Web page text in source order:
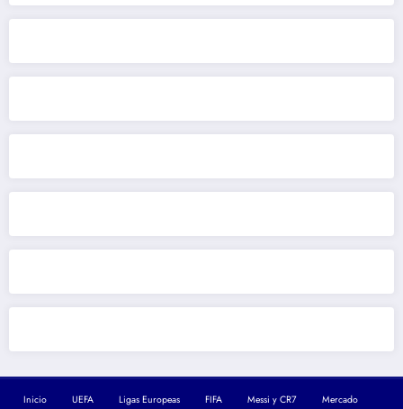
Inicio UEFA Ligas Europeas FIFA Messi y CR7 Mercado